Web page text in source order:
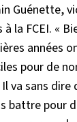
Guénette,
la FCEI. «
années
pour de
va sans dire
battre pour